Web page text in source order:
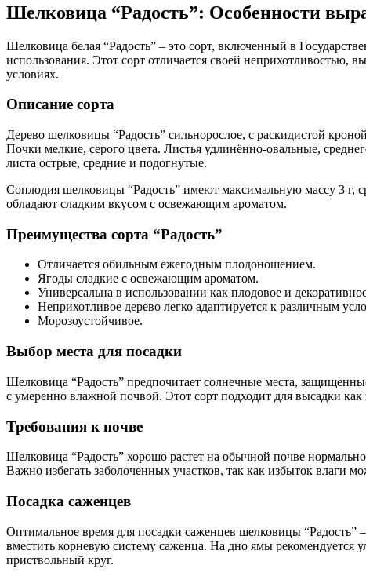
Шелковица “Радость”: Особенности
Шелковица белая “Радость” – это сорт, включенный в
использования. Этот сорт отличается своей неприхотливостью,
условиях.
Описание сорта
Дерево шелковицы “Радость” сильнорослое, с раскидистой
Почки мелкие, серого цвета. Листья удлинённо-овальные,
листа острые, средние и подогнутые.
Соплодия шелковицы “Радость” имеют максимальную массу 3 г,
обладают сладким вкусом с освежающим ароматом.
Преимущества сорта “Радость”
Отличается обильным ежегодным плодоношением.
Ягоды сладкие с освежающим ароматом.
Универсальна в использовании как плодовое и
Неприхотливое дерево легко адаптируется к различным
Морозоустойчивое.
Выбор места для посадки
Шелковица “Радость” предпочитает солнечные места,
с умеренно влажной почвой. Этот сорт подходит для высадки
Требования к почве
Шелковица “Радость” хорошо растет на обычной почве
Важно избегать заболоченных участков, так как избыток влаги
Посадка саженцев
Оптимальное время для посадки саженцев шелковицы “Радость”
вместить корневую систему саженца. На дно ямы
приствольный круг.